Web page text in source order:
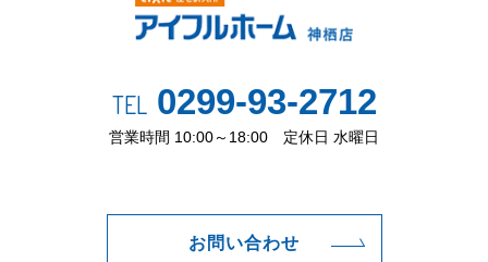
TEL0299-93-2712
営業時間 10:00～18:00 定休日 水曜日
お問い合わせ